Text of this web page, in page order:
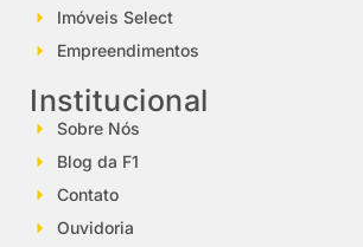
Imóveis Select
Empreendimentos
Institucional
Sobre Nós
Blog da F1
Contato
Ouvidoria